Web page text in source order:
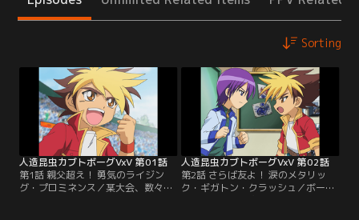
Sorting
人造昆虫カブトボーグVxV 第01話
第1話 親父超え！ 勇気のライジン
グ・プロミネンス／某大会、数々の
人造昆虫カブトボーグVxV 第02話
第2話 さらば友よ！ 涙のメタリッ
ク・ギガトン・クラッシュ／ボーガ